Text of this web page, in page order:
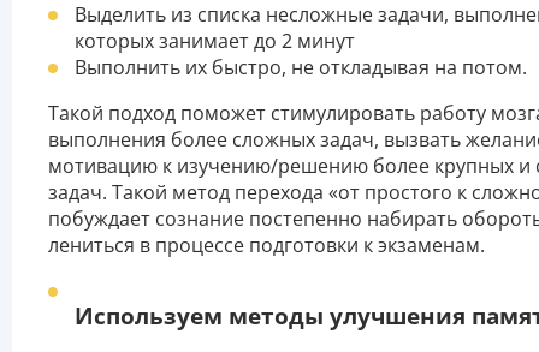
Выделить из списка несложные задачи,
которых занимает до 2 минут
Выполнить их быстро, не откладывая на потом.
Такой подход поможет стимулировать работу
выполнения более сложных задач, вызвать
мотивацию к изучению/решению более крупных и
задач. Такой метод перехода «от простого к
побуждает сознание постепенно набирать
лениться в процессе подготовки к экзаменам.
Используем методы улучшения